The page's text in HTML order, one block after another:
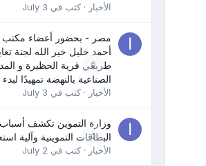
الأخبار · كتب في July 3
0
مصر - بحضور أعضاء مكتب
أحمد خليل خير الله لجنة
طريقي قرية الحظيرة و
الصناعية بالنهضة تمهيدًا
الأخبار · كتب في July 3
0
وزارة التموين تكشف
البطاقات التموينية وآلية
الأخبار · كتب في July 2